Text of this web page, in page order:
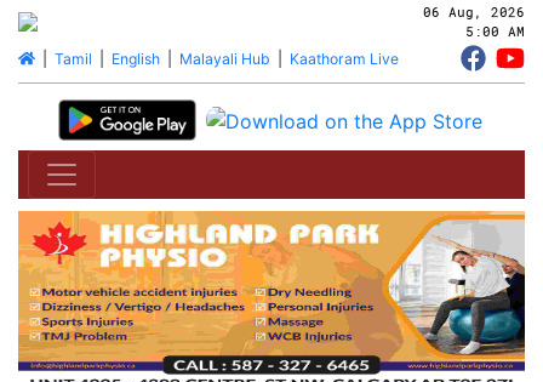
06 Aug, 2026
5:00 AM
| Tamil English| Malayali Hub Kaathoram Live